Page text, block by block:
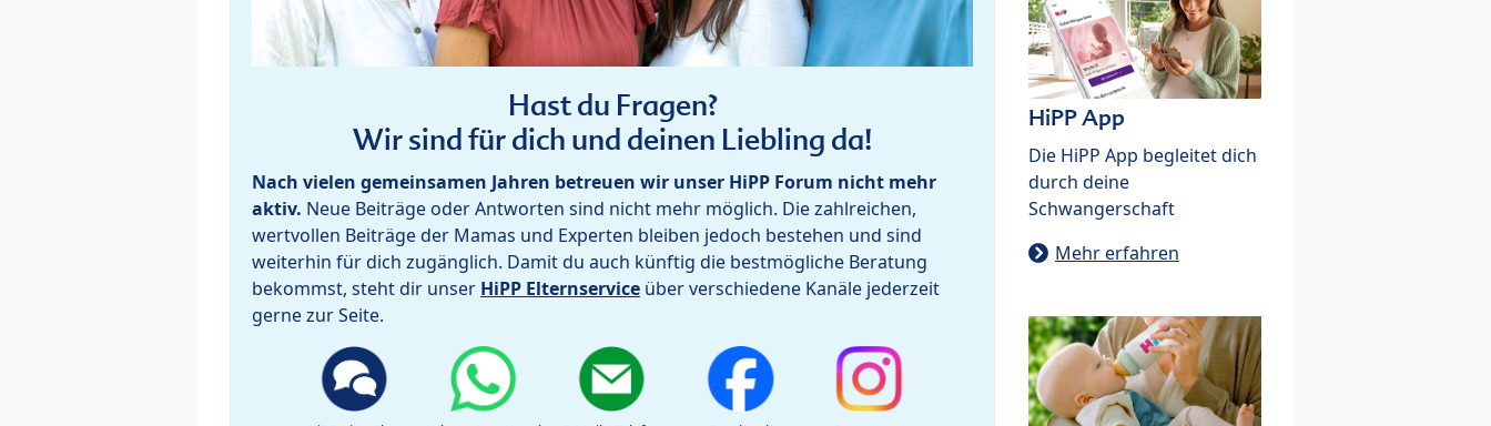
Hast du Fragen?
Wir sind für dich und deinen Liebling da!
Nach vielen gemeinsamen Jahren betreuen wir unser HiPP Forum nicht mehr
aktiv. Neue Beiträge oder Antworten sind nicht mehr möglich. Die zahlreichen,
wertvollen Beiträge der Mamas und Experten bleiben jedoch bestehen und sind
weiterhin für dich zugänglich. Damit du auch künftig die bestmögliche Beratung
bekommst, steht dir unser HiPP Elternservice über verschiedene Kanäle jederzeit
gerne zur Seite.
HiPP App
Die HiPP App begleitet dich
durch deine
Schwangerschaft
Mehr erfahren